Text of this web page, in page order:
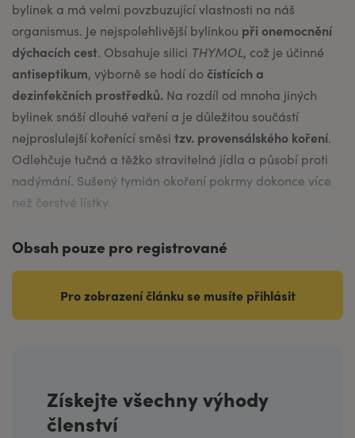
bylinek a má velmi povzbuzující vlastnosti na náš
organismus. Je nejspolehlivější bylinkou při onemocnění
dýchacích cest. Obsahuje silici THYMOL, což je účinné
antiseptikum, výborně se hodí do čistících a
dezinfekčních prostředků. Na rozdíl od mnoha jiných
bylinek snáší dlouhé vaření a je důležitou součástí
nejproslulejší kořenící směsi tzv. provensálského koření.
Odlehčuje tučná a těžko stravitelná jídla a působí proti
nadýmání. Sušený tymián okoření pokrmy dokonce více
než čerstvé lístky.
Obsah pouze pro registrované
Pro zobrazení článku se musíte přihlásit
Získejte všechny výhody
členství